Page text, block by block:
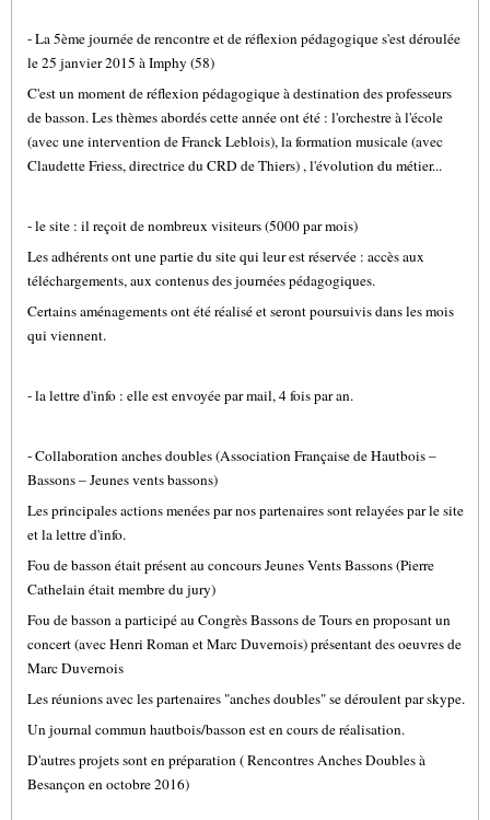
- La 5ème journée de rencontre et de réflexion pédagogique s'est déroulée
le 25 janvier 2015 à Imphy (58)
C'est un moment de réflexion pédagogique à destination des professeurs
de basson. Les thèmes abordés cette année ont été : l'orchestre à l'école
(avec une intervention de Franck Leblois), la formation musicale (avec
Claudette Friess, directrice du CRD de Thiers) , l'évolution du métier...
- le site : il reçoit de nombreux visiteurs (5000 par mois)
Les adhérents ont une partie du site qui leur est réservée : accès aux
téléchargements, aux contenus des journées pédagogiques.
Certains aménagements ont été réalisé et seront poursuivis dans les mois
qui viennent.
- la lettre d'info : elle est envoyée par mail, 4 fois par an.
- Collaboration anches doubles (Association Française de Hautbois –
Bassons – Jeunes vents bassons)
Les principales actions menées par nos partenaires sont relayées par le site
et la lettre d'info.
Fou de basson était présent au concours Jeunes Vents Bassons (Pierre
Cathelain était membre du jury)
Fou de basson a participé au Congrès Bassons de Tours en proposant un
concert (avec Henri Roman et Marc Duvernois) présentant des oeuvres de
Marc Duvernois
Les réunions avec les partenaires "anches doubles" se déroulent par skype.
Un journal commun hautbois/basson est en cours de réalisation.
D'autres projets sont en préparation ( Rencontres Anches Doubles à
Besançon en octobre 2016)